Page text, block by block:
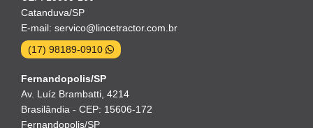
Catanduva/SP
E-mail: servico@lincetractor.com.br
(17) 98189-0910
Fernandopolis/SP
Av. Luíz Brambatti, 4214
Brasilândia - CEP: 15606-172
Fernandopolis/SP